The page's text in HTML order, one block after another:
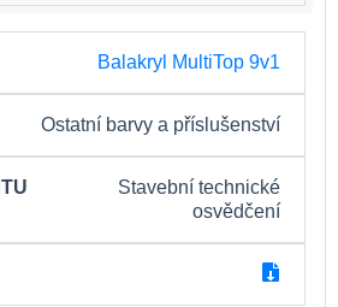
Balakryl MultiTop 9v1
Ostatní barvy a příslušenství
Stavební technické
osvědčení